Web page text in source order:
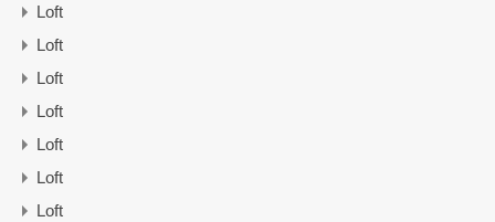
Loft
Loft
Loft
Loft
Loft
Loft
Loft